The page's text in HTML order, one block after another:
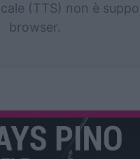
(TTS) non è
browser.